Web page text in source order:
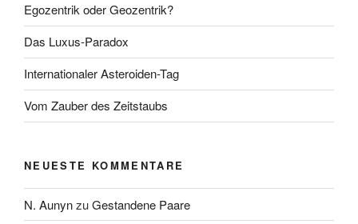
Egozentrik oder Geozentrik?
Das Luxus-Paradox
Internationaler Asteroiden-Tag
Vom Zauber des Zeitstaubs
NEUESTE KOMMENTARE
N. AunynzuGestandene Paare